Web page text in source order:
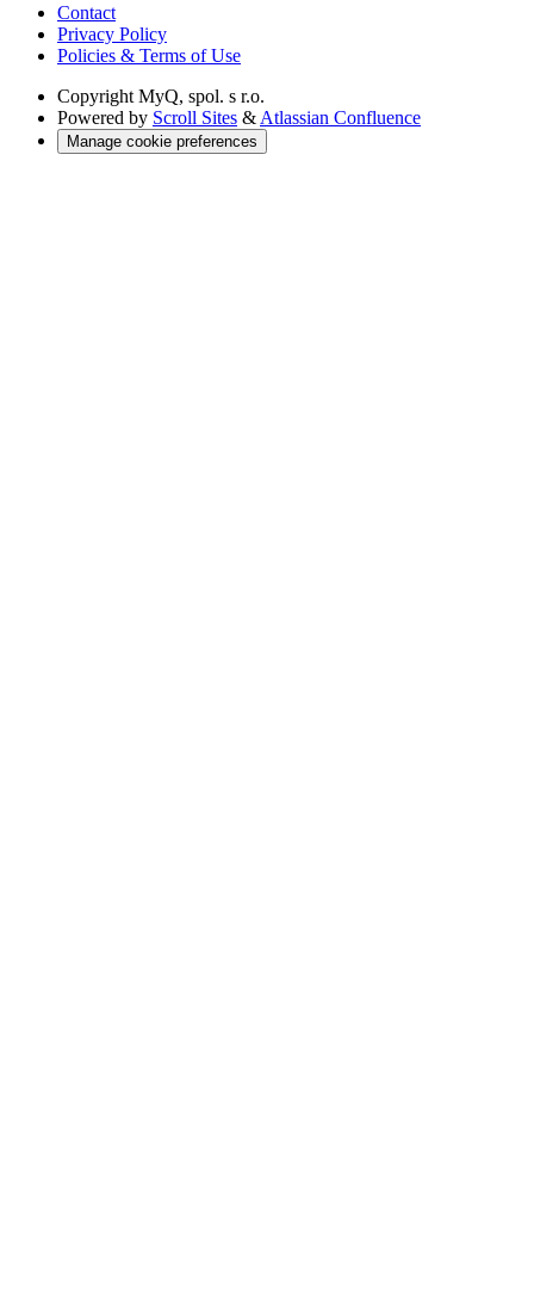
Contact
Privacy Policy
Policies & Terms of Use
Copyright MyQ, spol. s r.o.
Powered by Scroll Sites & Atlassian Confluence
Manage cookie preferences